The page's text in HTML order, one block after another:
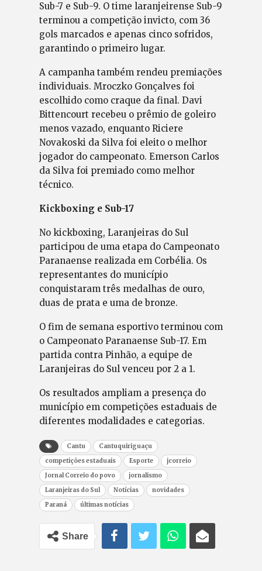
Sub-7 e Sub-9. O time laranjeirense Sub-9
terminou a competição invicto, com 36
gols marcados e apenas cinco sofridos,
garantindo o primeiro lugar.
A campanha também rendeu premiações
individuais. Mroczko Gonçalves foi
escolhido como craque da final. Davi
Bittencourt recebeu o prêmio de goleiro
menos vazado, enquanto Riciere
Novakoski da Silva foi eleito o melhor
jogador do campeonato. Emerson Carlos
da Silva foi premiado como melhor
técnico.
Kickboxing e Sub-17
No kickboxing, Laranjeiras do Sul
participou de uma etapa do Campeonato
Paranaense realizada em Corbélia. Os
representantes do município
conquistaram três medalhas de ouro,
duas de prata e uma de bronze.
O fim de semana esportivo terminou com
o Campeonato Paranaense Sub-17. Em
partida contra Pinhão, a equipe de
Laranjeiras do Sul venceu por 2 a 1.
Os resultados ampliam a presença do
município em competições estaduais de
diferentes modalidades e categorias.
Cantu
Cantuquiriguaçu
competições estaduais
Esporte
jcorreio
Jornal Correio do povo
jornalismo
Laranjeiras do Sul
Notícias
novidades
Paraná
últimas notícias
Share